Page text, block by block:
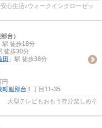
心生活♪ウォークインクローゼッ
台）
駅 徒歩18分
徒歩30分
田 」駅 徒歩38分
円
町服部台 １丁目11-35
型テレビもおもう存分楽しめそ